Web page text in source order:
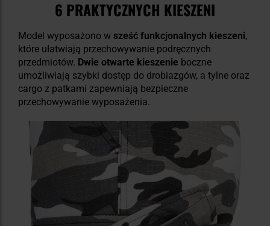
6 PRAKTYCZNYCH KIESZENI
Model wyposażono w sześć funkcjonalnych kieszeni,
które ułatwiają przechowywanie podręcznych
przedmiotów. Dwie otwarte kieszenie boczne
umożliwiają szybki dostęp do drobiazgów, a tylne oraz
cargo z patkami zapewniają bezpieczne
przechowywanie wyposażenia.